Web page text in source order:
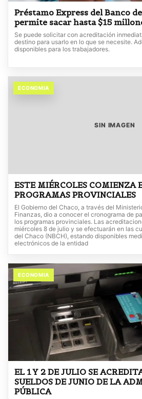
Préstamo Express del Banco
permite sacar hasta $15
Se puede solicitar con acreditación
destino para usarlo en lo que se necesite.
disponibles para los trabajadores.
ECONOMIA
SIN IMAGEN
ESTE MIÉRCOLES COMIENZA
PROGRAMAS PROVINCIALES
El Gobierno del Chaco, a través del
Finanzas, dio a conocer el cronograma de
los programas provinciales. Las
miércoles 8 de julio y se efectuarán en las
del Chaco (NBCH), estando disponibles
electrónicos de la entidad
ECONOMIA
EL 1 Y 2 DE JULIO SE
SUELDOS DE JUNIO DE LA
PÚBLICA